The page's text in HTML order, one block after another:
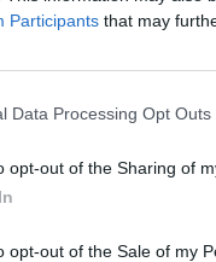
Participants that may
Data Processing Opt Outs
opt-out of the Sharing of
opt-out of the Sale of my
está cada vez más
la cifra de